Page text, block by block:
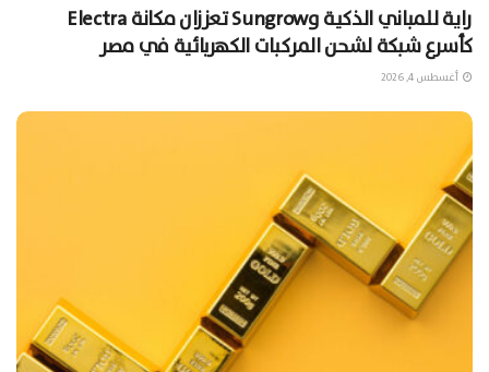
راية للمباني الذكية وSungrow تعززان مكانة Electra
كأسرع شبكة لشحن المركبات الكهربائية في مصر
أغسطس 4, 2026